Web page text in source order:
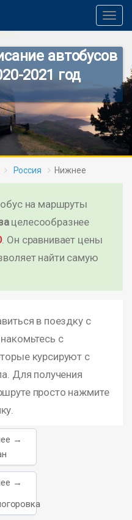
автобусов
2021 год
Россия Нижнее
на маршруты
целесообразнее
. Он сравнивает цены
найти самую
в поездку с
с
курсируют с
Для получения
просто нажмите
→
→